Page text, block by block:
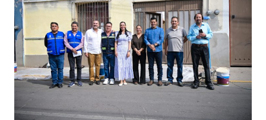
o expertas en el tema. Siempre hay algo nuevo que
aprender y nuevas experiencias que conocer. Si eres una
chica y aún no has tenido relaciones sexuales, tal vez
pienses que el sexo será increíble y no puedas esperar para
experimentarlo, pero como cualquier persona con
experiencia te dirá, siempre es mejor cuando ambas partes
son suficientemen...